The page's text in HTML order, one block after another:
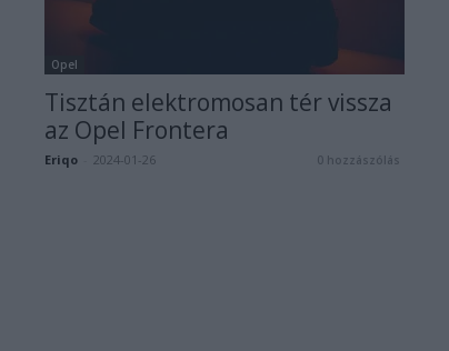
Opel
Tisztán elektromosan tér vissza
az Opel Frontera
Eriqo 2024-01-26 0 hozzászólás